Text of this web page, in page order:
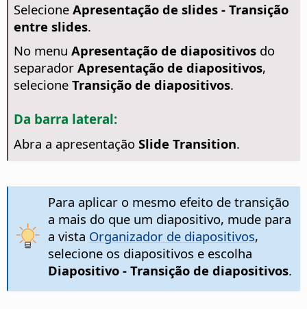
Selecione Apresentação de slides - Transição
entre slides.
No menu Apresentação de diapositivosdo
separador Apresentação de diapositivos,
selecione Transição de diapositivos.
Da barra lateral:
Abra a apresentação Slide Transition.
Para aplicar o mesmo efeito de transição
a mais do que um diapositivo, mude para
a vista Organizador de diapositivos,
selecione os diapositivos e escolha
Diapositivo - Transição de diapositivos.